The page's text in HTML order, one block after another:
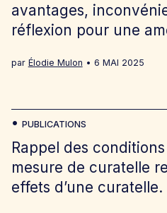
avantages,
réflexion pour une
par Élodie Mulon 6 MAI 2025
Rappel des
mesure de curatelle
effets d’une curatelle.
PUBLICATIONS